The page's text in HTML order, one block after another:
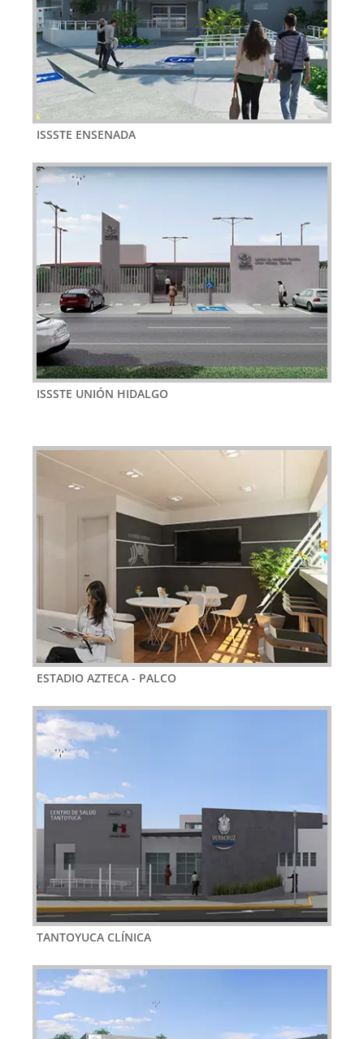
ISSSTE ENSENADA
ISSSTE UNIÓN HIDALGO
ESTADIO AZTECA - PALCO
TANTOYUCA CLÍNICA